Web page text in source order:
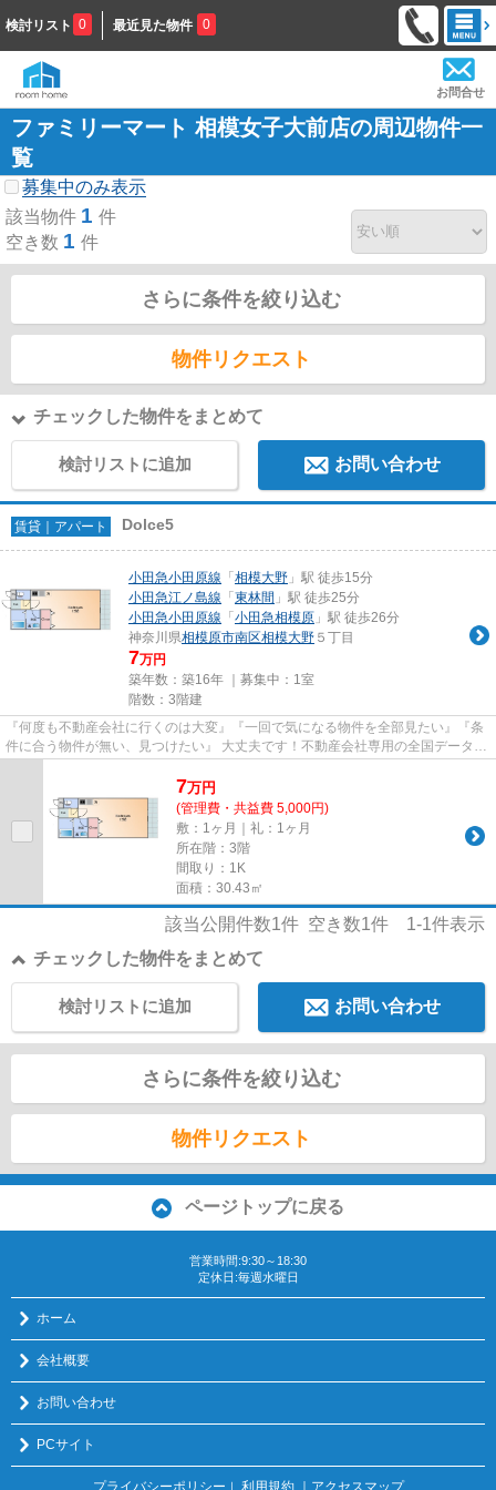
検討リスト 0 最近見た物件 0
お問合せ
ファミリーマート 相模女子大前店の周辺物件一
覧
募集中のみ表示
該当物件 1 件
空き数 1 件
さらに条件を絞り込む
物件リクエスト
チェックした物件をまとめて
検討リストに追加 お問い合わせ
賃貸｜アパート Dolce5
小田急小田原線 「 相模大野 」駅 徒歩15分
小田急江ノ島線 「 東林間 」駅 徒歩25分
小田急小田原線 「 小田急相模原 」駅 徒歩26分
神奈川県相模原市南区相模大野 ５丁目
7万円
築年数：築16年 ｜募集中： 1室
階数：3階建
『何度も不動産会社に行くのは大変』『一回で気になる物件を全部見たい』『条
件に合う物件が無い、見つけたい』 大丈夫です！不動産会社専用の全国データベ
7万円
(管理費・共益費 5,000円)
敷：1ヶ月｜礼：1ヶ月
所在階：3階
間取り：1K
面積：30.43㎡
該当公開件数1件 空き数1件 1-1件表示
チェックした物件をまとめて
お問い合わせ
検討リストに追加
さらに条件を絞り込む
物件リクエスト
ページトップに戻る
営業時間:9:30～18:30
定休日:毎週水曜日
ホーム
会社概要
お問い合わせ
PCサイト
プライバシーポリシー ｜ 利用規約 ｜アクセスマップ